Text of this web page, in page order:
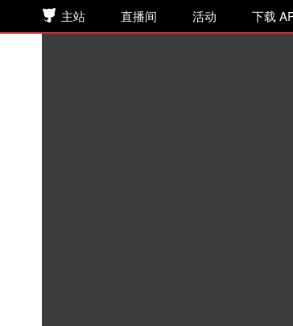
主站 直播间 活动 下载